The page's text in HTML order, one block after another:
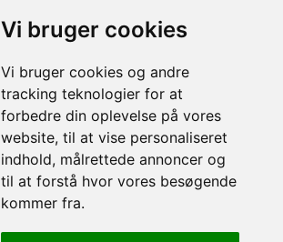
Vi bruger cookies
Vi bruger cookies og andre
tracking teknologier for at
forbedre din oplevelse på vores
website, til at vise personaliseret
indhold, målrettede annoncer og
til at forstå hvor vores besøgende
kommer fra.